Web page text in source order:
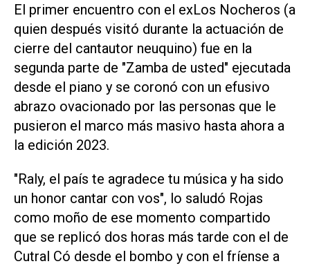
El primer encuentro con el exLos Nocheros (a
quien después visitó durante la actuación de
cierre del cantautor neuquino) fue en la
segunda parte de "Zamba de usted" ejecutada
desde el piano y se coronó con un efusivo
abrazo ovacionado por las personas que le
pusieron el marco más masivo hasta ahora a
la edición 2023.
"Raly, el país te agradece tu música y ha sido
un honor cantar con vos", lo saludó Rojas
como moño de ese momento compartido
que se replicó dos horas más tarde con el de
Cutral Có desde el bombo y con el fríense a